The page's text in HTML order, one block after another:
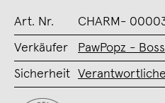
Art. Nr. CHARM-
Verkäufer PawPopz -
Sicherheit